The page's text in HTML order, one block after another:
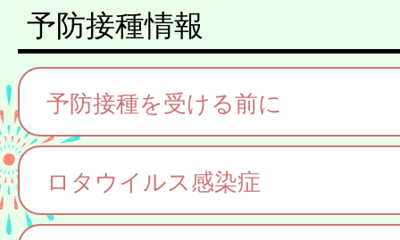
予防接種情報
予防接種を受ける前に
ロタウイルス感染症